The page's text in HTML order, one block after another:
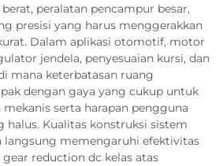
peralatan pencampur besar,
presisi yang harus menggerakkan
Dalam aplikasi otomotif, motor
jendela, penyesuaian kursi, dan
mana keterbatasan ruang
dengan gaya yang cukup untuk
serta harapan pengguna
halus. Kualitas konstruksi sistem
langsung memengaruhi efektivitas
reduction dc kelas atas